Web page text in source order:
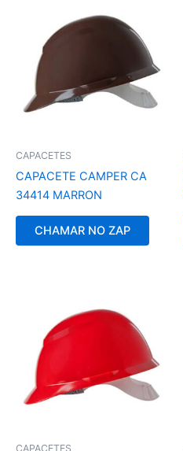
CAPACETES
CAPACETE CAMPER CA
34414 MARRON
CHAMAR NO ZAP
CAPACETES